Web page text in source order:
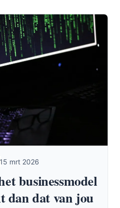
15 mrt 2026
businessmodel
dan dat van jou